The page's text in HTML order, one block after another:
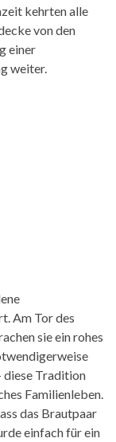
kehrten alle
von den
einer
weiter.
Am Tor des
sie ein rohes
diese Tradition
Familienleben.
das Brautpaar
einfach für ein